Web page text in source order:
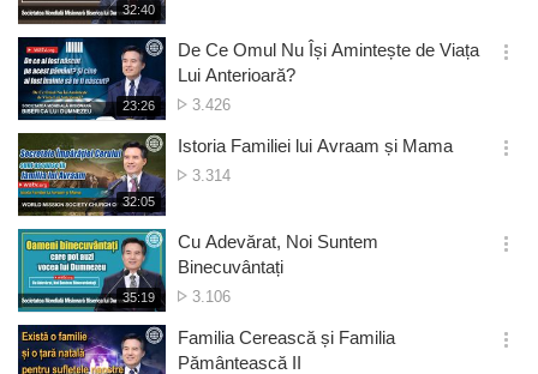
재
생
시
간
32:40
기
재
생
시
간
23:26
De Ce Omul Nu Își Amintește de Viața
Lui Anterioară?
Numărul
vizionări
3.426
옵
기
재
생
시
간
32:05
Istoria Familiei lui Avraam și Mama
Numărul
3.314
옵
기
재
생
시
간
35:19
Cu Adevărat, Noi Suntem
Binecuvântați
Numărul
vizionări
3.106
옵
기
Familia Cerească și Familia
Pământească II
옵